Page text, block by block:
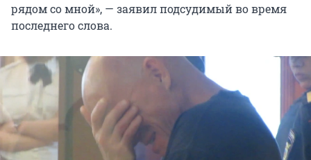
рядом со мной», — заявил подсудимый во время
последнего слова.